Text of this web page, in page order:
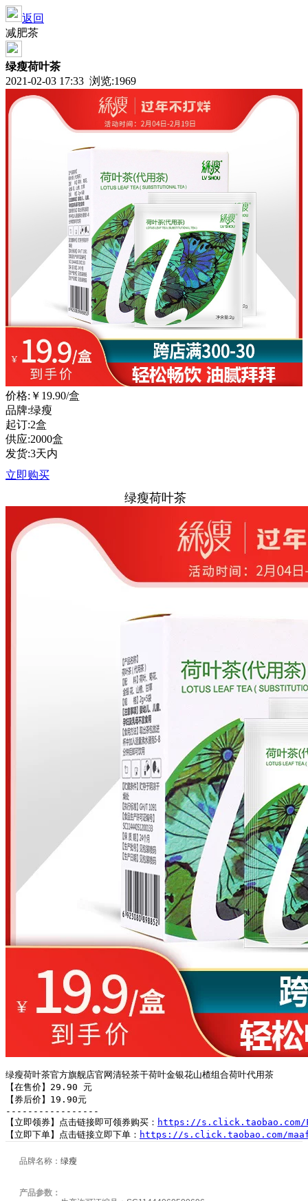
返回
减肥茶
绿瘦荷叶茶
2021-02-03 17:33 浏览:1969
价格: ￥19.90/盒
品牌:绿瘦
起订:2盒
供应:2000盒
发货:3天内
立即购买
绿瘦荷叶茶
绿瘦荷叶茶官方旗舰店官网清轻茶干荷叶金银花山楂组合荷叶代用茶
【在售价】29.90 元
【券后价】19.90元
-----------------
【立即领券】点击链接即可领券购买： https://s.click.taobao.com/
【立即下单】点击链接立即下单： https://s.click.taobao.com/
品牌名称： 绿瘦
产品参数：